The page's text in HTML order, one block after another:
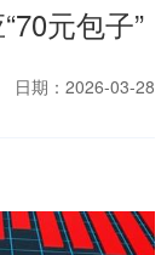
元包子”
日期：2026-03-28